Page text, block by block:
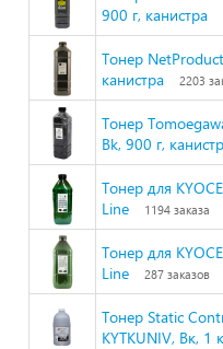
900 г, канистра
Тонер
канистра
2203
Тонер
Bk, 900 г,
Тонер для
Line
1194 заказа
Тонер для
Line
287 заказов
Тонер Static
KYTKUNIV, Вк, 1